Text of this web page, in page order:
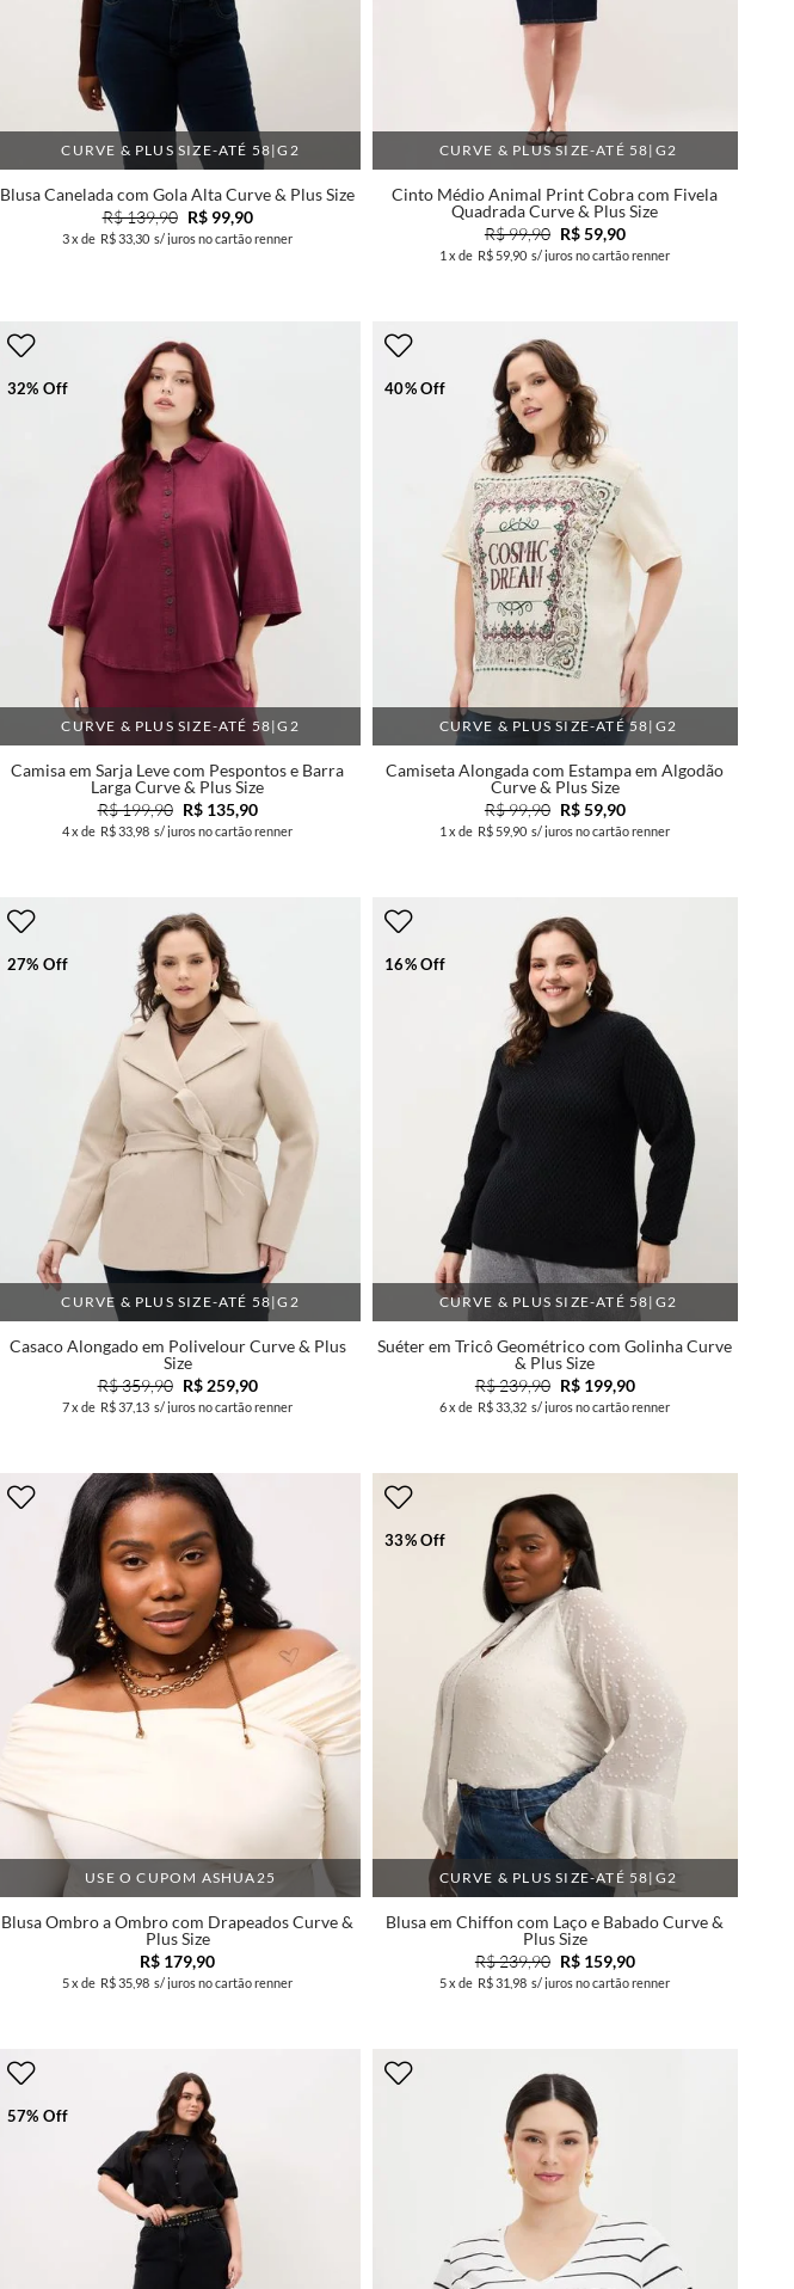
CURVE & PLUS SIZE-ATÉ 58|G2
Blusa Canelada com Gola Alta Curve & Plus Size
R$ 139,90 R$ 99,90
3x de R$ 33,30 s/ juros no cartão renner
CURVE & PLUS SIZE-ATÉ 58|G2
Cinto Médio Animal Print Cobra com Fivela
Quadrada Curve & Plus Size
R$ 99,90 R$ 59,90
1 x de R$ 59,90 s/ juros no cartão renner
32% Off
CURVE & PLUS SIZE-ATÉ 58|G2
Camisa em Sarja Leve com Pespontos e Barra
Larga Curve & Plus Size
R$ 199,90 R$ 135,90
4x de R$ 33,98 s/ juros no cartão renner
40% Off
CURVE & PLUS SIZE-ATÉ 58|G2
Camiseta Alongada com Estampa em Algodão
Curve & Plus Size
R$ 99,90 R$ 59,90
1 x de R$ 59,90 s/ juros no cartão renner
27% Off
CURVE & PLUS SIZE-ATÉ 58|G2
Casaco Alongado em Polivelour Curve & Plus
Size
R$ 359,90 R$ 259,90
7x de R$ 37,13 s/ juros no cartão renner
16% Off
CURVE & PLUS SIZE-ATÉ 58|G2
Suéter em Tricô Geométrico com Golinha Curve
& Plus Size
R$ 239,90 R$ 199,90
6x de R$ 33,32 s/ juros no cartão renner
USE O CUPOM ASHUA25
Blusa Ombro a Ombro com Drapeados Curve &
Plus Size
R$ 179,90
5x de R$ 35,98 s/ juros no cartão renner
33% Off
CURVE & PLUS SIZE-ATÉ 58|G2
Blusa em Chiffon com Laço e Babado Curve &
Plus Size
R$ 239,90 R$ 159,90
5x de R$ 31,98 s/ juros no cartão renner
57% Off